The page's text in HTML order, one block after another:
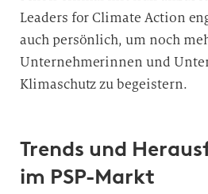
Leaders for Climate Action
auch persönlich, um noch
Unternehmerinnen und
Klimaschutz zu begeistern.
Trends und
im PSP-Markt